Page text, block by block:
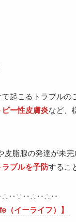
起こるトラブルの
ー性皮膚炎など、
脂腺の発達が未
ラブルを予防するこ
（イーライフ）】